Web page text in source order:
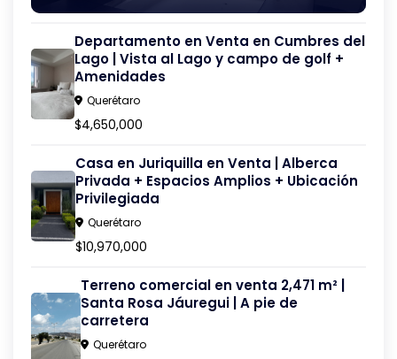
Departamento en Venta en Cumbres del
Lago | Vista al Lago y campo de golf +
Amenidades
Querétaro
$4,650,000
Casa en Juriquilla en Venta | Alberca
Privada + Espacios Amplios + Ubicación
Privilegiada
Querétaro
$10,970,000
Terreno comercial en venta 2,471 m² |
Santa Rosa Jáuregui | A pie de
carretera
Querétaro